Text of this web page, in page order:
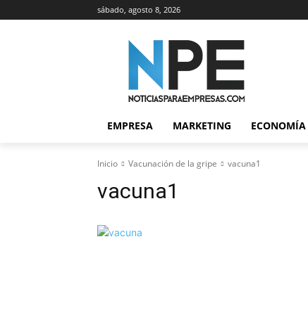
sábado, agosto 8, 2026
EMPRESA MARKETING ECONOMÍA
Inicio Vacunación de la gripe vacuna1
vacuna1